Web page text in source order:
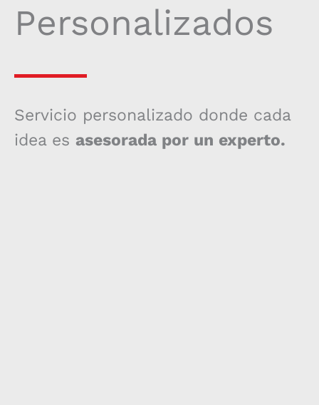
Personalizados
Servicio personalizado donde cada
idea es asesorada por un experto.